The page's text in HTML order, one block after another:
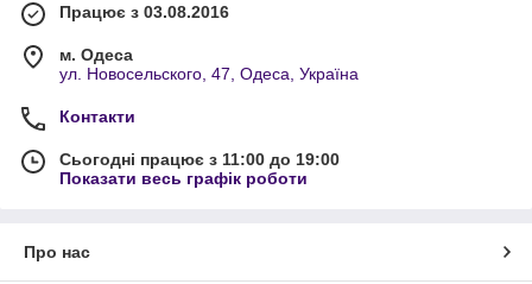
Працює з 03.08.2016
м. Одеса
ул. Новосельского, 47, Одеса, Україна
Контакти
Сьогодні працює з 11:00 до 19:00
Показати весь графік роботи
Про нас